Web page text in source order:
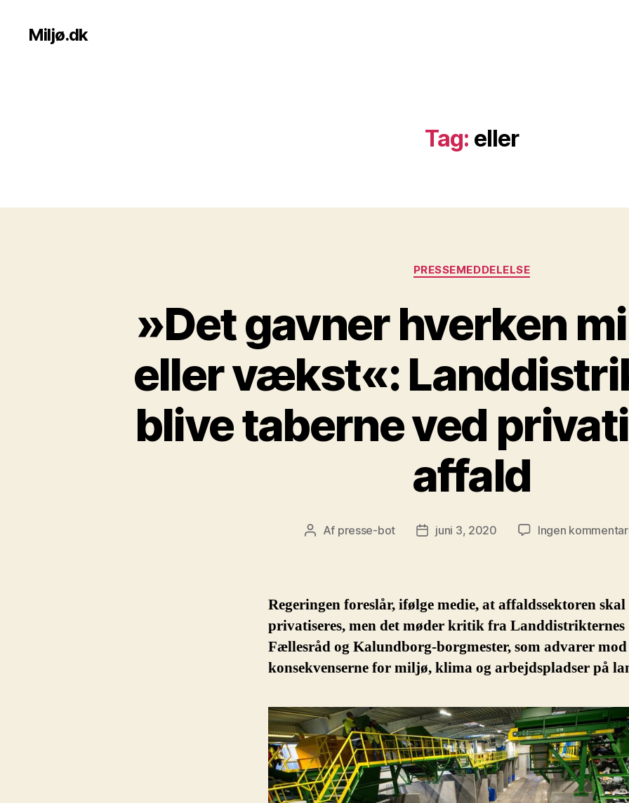
Miljø.dk
Tag: eller
Kategorier
PRESSEMEDDELELSE
»Det gavner hverken
eller vækst«:
blive taberne ved
affald
Indlægsforfatter
Af presse-bot Indlægsdato
juni 3, 2020 Ingen
Regeringen foreslår, ifølge medie, at affaldssektoren skal
privatiseres, men det møder kritik fra Landdistrikternes
Fællesråd og Kalundborg-borgmester, som advarer mod
konsekvenserne for miljø, klima og arbejdspladser på